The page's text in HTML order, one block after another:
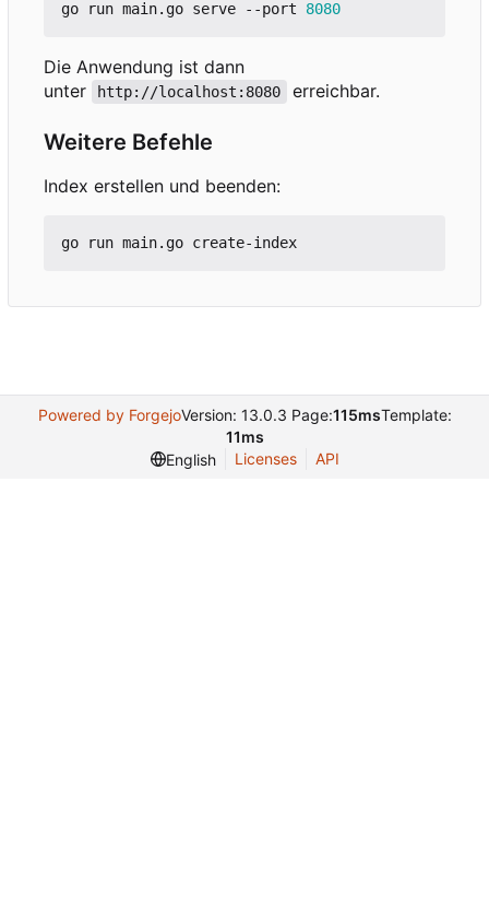
go run main.go serve --port 8080
Die Anwendung ist dann
unter
http://localhost:8080 erreichbar.
Weitere Befehle
Index erstellen und beenden:
Powered by ForgejoVersion: 13.0.3 Page:115msTemplate:
11ms
English
Licenses API